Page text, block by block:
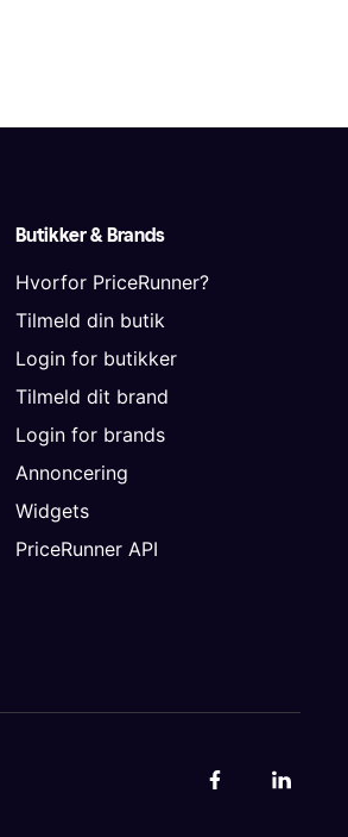
Butikker & Brands
Hvorfor PriceRunner?
Tilmeld din butik
Login for butikker
Tilmeld dit brand
Login for brands
Annoncering
Widgets
PriceRunner API